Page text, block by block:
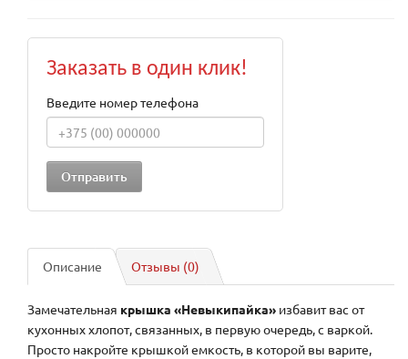
Заказать в один клик!
Введите номер телефона
Описание Отзывы (0)
Замечательная крышка «Невыкипайка» избавит вас от
кухонных хлопот, связанных, в первую очередь, с варкой.
Просто накройте крышкой емкость, в которой вы варите,